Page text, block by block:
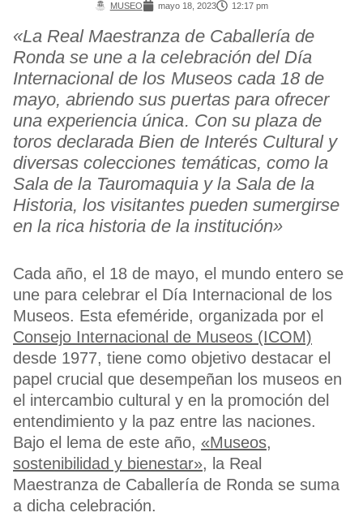
MUSEO mayo 18, 2023 12:17 pm
«La Real Maestranza de Caballería de
Ronda se une a la celebración del Día
Internacional de los Museos cada 18 de
mayo, abriendo sus puertas para ofrecer
una experiencia única. Con su plaza de
toros declarada Bien de Interés Cultural y
diversas colecciones temáticas, como la
Sala de la Tauromaquia y la Sala de la
Historia, los visitantes pueden sumergirse
en la rica historia de la institución»
Cada año, el 18 de mayo, el mundo entero se
une para celebrar el Día Internacional de los
Museos. Esta efeméride, organizada por el
Consejo Internacional de Museos (ICOM)
desde 1977, tiene como objetivo destacar el
papel crucial que desempeñan los museos en
el intercambio cultural y en la promoción del
entendimiento y la paz entre las naciones.
Bajo el lema de este año, «Museos,
sostenibilidad y bienestar», la Real
Maestranza de Caballería de Ronda se suma
a dicha celebración.